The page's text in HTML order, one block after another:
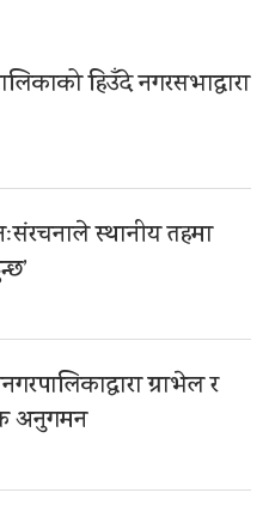
हिउँदे नगरसभाद्वारा
स्थानीय तहमा
ग्राभेल र
अनुगमन